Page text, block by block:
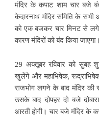
मंदिर के कपाट शाम चार बजे
केदारनाथ मंदिर समिति के
को एक बजकर चार मिनट से
कारण मंदिरों को बंद किया जाएगा।
29 अक्तूबर रविवार को सुबह
खुलेंगे और महाभिषेक,
राजभोग लगने के बाद मंदिर की
उसके बाद दोपहर दो बजे
आरती होगी। चार बजे मंदिर के